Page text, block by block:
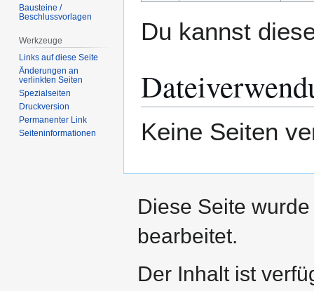
Du kannst
Keine Seiten
Bausteine /
Beschlussvorlagen
Werkzeuge
Links auf diese Seite
Änderungen an
verlinkten Seiten
Spezialseiten
Druckversion
Permanenter Link
Seiten­­informationen
Diese Seite
bearbeitet.
Der Inhalt ist